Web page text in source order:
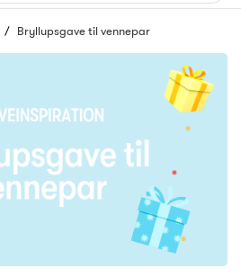
Bryllupsgave til vennepar